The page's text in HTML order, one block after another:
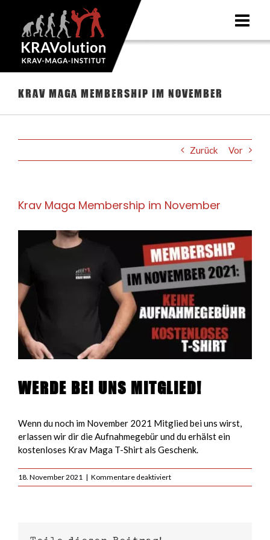
springen
Krav Maga Membership im November
Zurück Vor
Krav Maga Membership im November
Werde bei uns Mitglied!
Wenn du noch im November 2021 Mitglied bei uns wirst,
erlassen wir dir die Aufnahmegebür und du erhälst ein
kostenloses Krav Maga T-Shirt als Geschenk.
18. November 2021 | Kommentare deaktiviertfür
Krav